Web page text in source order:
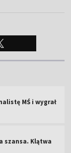
MŚ i wygrał
szansa. Klątwa